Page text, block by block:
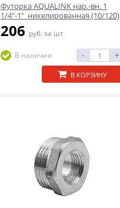
Футорка AQUALINK нар.-вн. 1
1/4"-1" никелированная (10/120)
206 руб. за шт
В наличии - +
В КОРЗИНУ